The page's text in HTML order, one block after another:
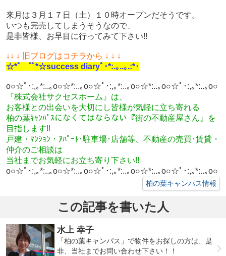
来月は３月１７日（土）１０時オープンだそうです。
いつも完売してしまうそうなので、
是非皆様、お早目に行ってみて下さい!!
↓ ↓ ↓ 旧ブログはコチラから ↓ ↓ ↓
☆*ﾟ ゜ﾟ*☆success diaryﾟ･*:.｡..｡.:*･
o○☆ﾟ･:,｡*:..｡o○☆*:..｡o○☆ﾟ･:,｡*:..｡o○☆*:..｡o○☆ﾟ･:,｡*:..｡o○
『株式会社サクセスホーム』は、
お客様との出会いを大切にし皆様が気軽に立ち寄れる
柏の葉ｷｬﾝﾊﾟｽになくてはならない『街の不動産屋さん』を
目指します!!
戸建・ﾏﾝｼｮﾝ・ｱﾊﾟｰﾄ･駐車場･店舗等、不動産の売買･賃貸・
仲介のご相談は
当社までお気軽にお立ち寄り 下さい!!
o○☆ﾟ･:,｡*:..｡o○☆*:..｡o○☆ﾟ･:,｡*:..｡o○☆*:..｡o○☆ﾟ･:,｡*:..｡o○
柏の葉キャンパス情報
この記事を書いた人
水上 幸子
「柏の葉キャンパス」で物件をお探しの方は、是
非、当社までお問い合わせ下さい！！